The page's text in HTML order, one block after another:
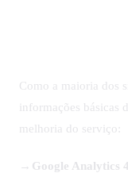
Como a maioria dos
informações básicas
melhoria do serviço:
Google Analytics